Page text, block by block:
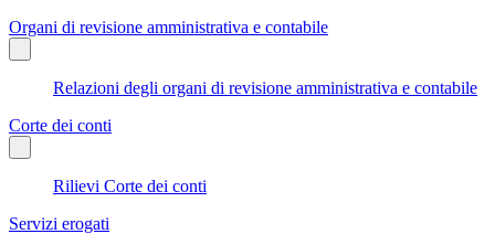
Organi di revisione amministrativa e contabile
Relazioni degli organi di revisione amministrativa e contabile
Corte dei conti
Rilievi Corte dei conti
Servizi erogati